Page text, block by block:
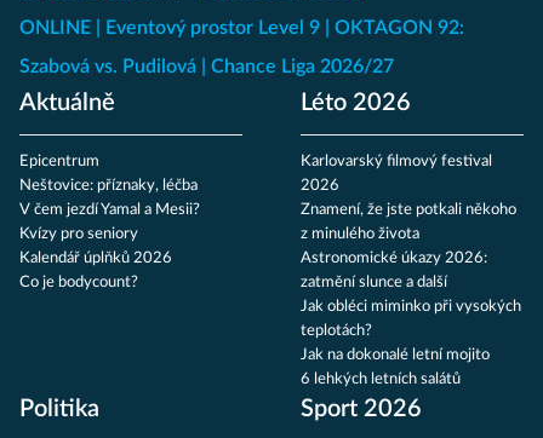
ONLINE
Eventový prostor Level 9
OKTAGON 92:
Szabová vs. Pudilová
Chance Liga 2026/27
Aktuálně
Epicentrum
Neštovice: příznaky, léčba
V čem jezdí Yamal a Mesii?
Kvízy pro seniory
Kalendář úplňků 2026
Co je bodycount?
Léto 2026
Karlovarský filmový festival
2026
Znamení, že jste potkali někoho
z minulého života
Astronomické úkazy 2026:
zatmění slunce a další
Jak obléci miminko při vysokých
teplotách?
Jak na dokonalé letní mojito
6 lehkých letních salátů
Politika Sport 2026